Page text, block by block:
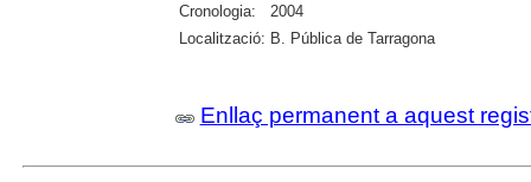
Cronologia:
2004
Localització: B. Pública de Tarragona
Enllaç permanent a aquest